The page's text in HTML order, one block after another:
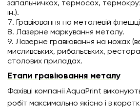
запальничках, термосах,
ін.).
Гравіювання на металевій
Лазерне маркування металу.
Лазерне гравіювання на ножах
мисливських, рибальських,
столових приладах.
Етапи гравіювання металу
Фахівці компанії AquaPrint
робіт максимально якісно і в